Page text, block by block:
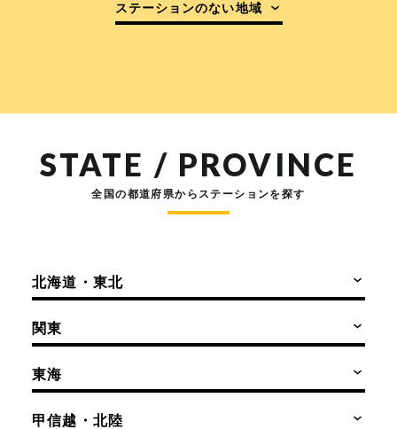
ステーションのない地域
STATE / PROVINCE
全国の都道府県からステーションを探す
北海道・東北
関東
東海
甲信越・北陸